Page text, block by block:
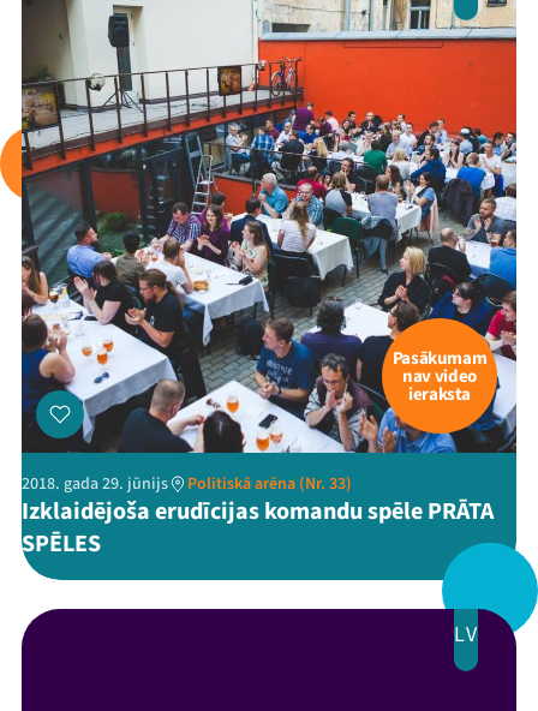
Pasākumam
nav video
ieraksta
2018. gada 29. jūnijs Politiskā arēna (Nr. 33)
Izklaidējoša erudīcijas komandu spēle PRĀTA
SPĒLES
LV